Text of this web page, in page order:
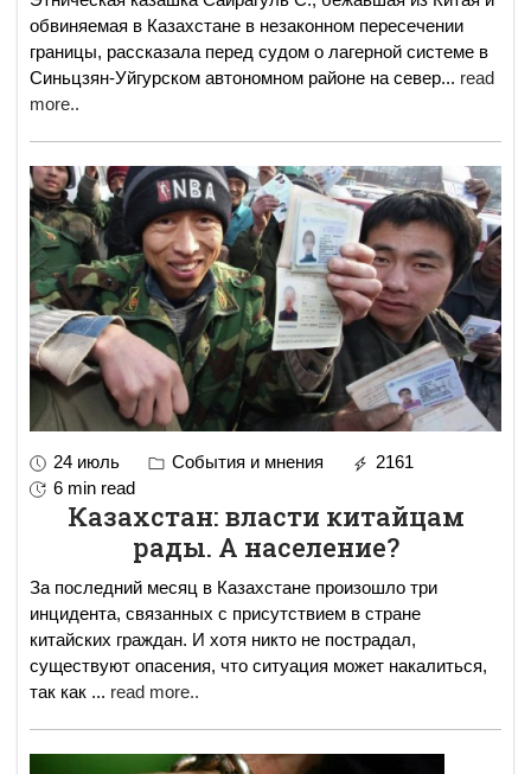
обвиняемая в Казахстане в незаконном пересечении
границы, рассказала перед судом о лагерной системе в
Синьцзян-Уйгурском автономном районе на север... read
more..
24 июль События и мнения
2161
6 min read
Казахстан: власти китайцам
рады. А население?
За последний месяц в Казахстане произошло три
инцидента, связанных с присутствием в стране
китайских граждан. И хотя никто не пострадал,
существуют опасения, что ситуация может накалиться,
так как ... read more..